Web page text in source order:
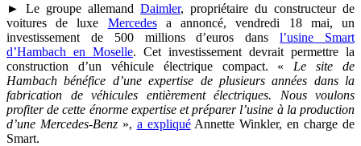
► Le groupe allemand Daimler, propriétaire du constructeur de
voitures de luxe Mercedesa annoncé, vendredi 18 mai, un
investissement de 500 millions d’euros dansl’usine Smart
d’Hambach en Moselle. Cet investissement devrait permettre la
construction d’un véhicule électrique compact. « Le site de
Hambach bénéfice d’une expertise de plusieurs années dans la
fabrication de véhicules entièrement électriques. Nous voulons
profiter de cette énorme expertise et préparer l’usine à la production
d’une Mercedes-Benz », a expliquéAnnette Winkler, en charge de
Smart.